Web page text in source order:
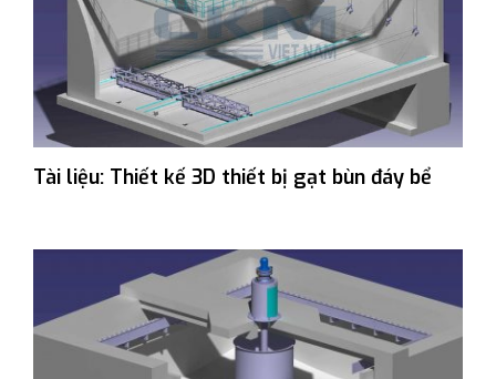
Tài liệu: Thiết kế 3D thiết bị gạt bùn đáy bể